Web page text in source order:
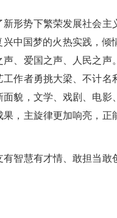
形势下繁荣发展社会主
中国梦的火热实践，倾
、爱国之声、人民之声
作者勇挑大梁、不计名
貌，文学、戏剧、电影
，主旋律更加响亮，正
智慧有才情、敢担当敢